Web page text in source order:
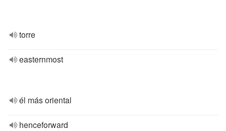
torre
easternmost
él más oriental
henceforward